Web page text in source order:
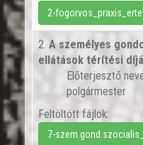
2-
2. A személyes
ellátások térítési
Előterjesztő
polgármester
Feltöltött fájlok:
7-